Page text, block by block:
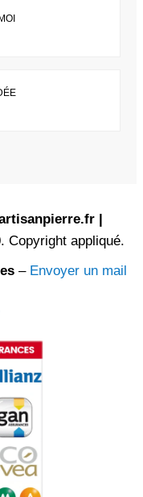
|
. Copyright appliqué.
– Envoyer un mail